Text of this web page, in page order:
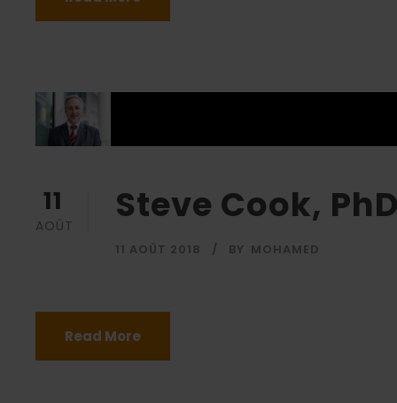
11
AOÛT Steve Cook,
11 AOÛT 2018 BY MOHAMED
Read More